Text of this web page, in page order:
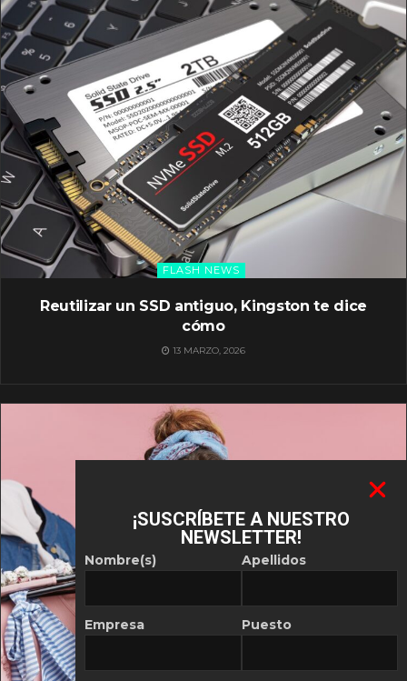
FLASH NEWS
Reutilizar un SSD antiguo, Kingston te dice
cómo
13 MARZO, 2026
¡SUSCRÍBETE A NUESTRO
NEWSLETTER!
Nombre(s)
Empresa
Apellidos
Puesto